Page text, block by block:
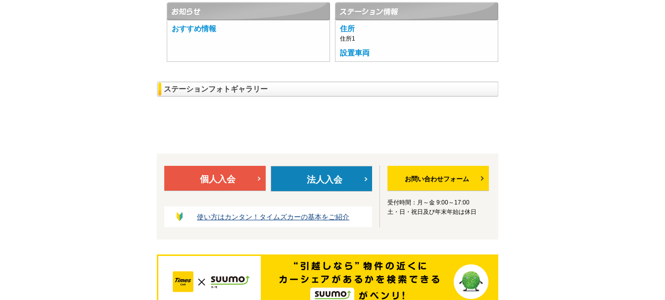
おすすめ情報 住所
住所1
設置車両
ステーションフォトギャラリー
個人入会 法人入会
使い方はカンタン！タイムズカーの基本をご紹介
お問い合わせフォーム
受付時間：月～金 9:00～17:00
土・日・祝日及び年末年始は休日